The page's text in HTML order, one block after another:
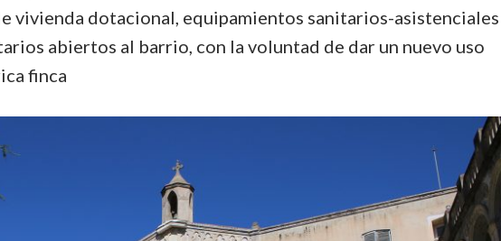
vivienda dotacional, equipamientos sanitarios-asistenciales
abiertos al barrio, con la voluntad de dar un nuevo uso
finca